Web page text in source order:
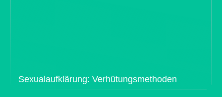
Sexualaufklärung: Verhütungsmethoden